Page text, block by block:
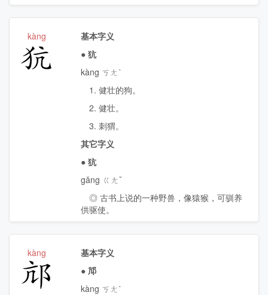
犺
kàng
基本字义
● 犺
kàng ㄎㄤˋ
1. 健壮的狗。
2. 健壮。
3. 刺猬。
其它字义
● 犺
gǎng ㄍㄤˇ
◎ 古书上说的一种野兽，像猿猴，可驯养
供驱使。
邟
kàng
基本字义
● 邟
kàng ㄎㄤˋ